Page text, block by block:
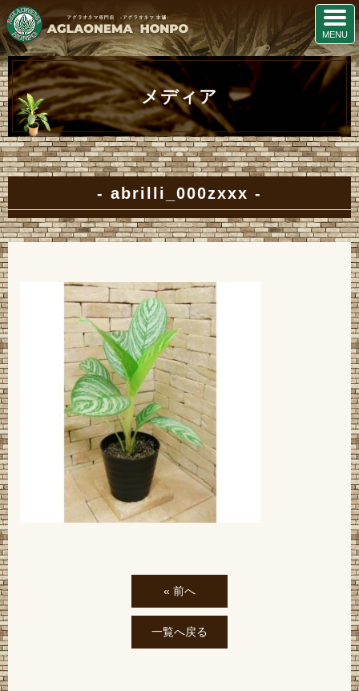
メディア
abrilli_000zxxx
« 前へ
一覧へ戻る